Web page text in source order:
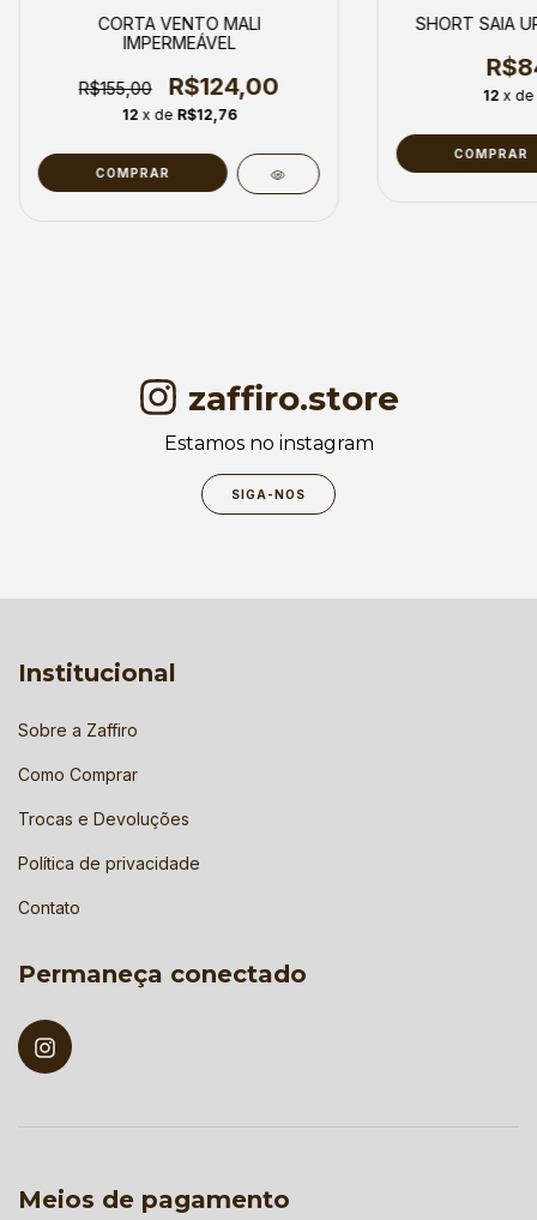
CORTA VENTO MALI
IMPERMEÁVEL
R$155,00 R$124,00
12 x de R$12,76
COMPRAR
SHORT SAIA
12 x de
COMPRAR
zaffiro.store
Estamos no instagram
SIGA-NOS
Institucional
Sobre a Zaffiro
Como Comprar
Trocas e Devoluções
Política de privacidade
Contato
Permaneça conectado
Meios de pagamento